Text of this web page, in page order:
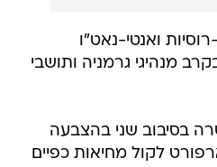
ואנטי-נאט"ו
מנהיגי גרמניה ותושבי
בסיבוב שני בהצבעה
לקול מחיאות כפיים